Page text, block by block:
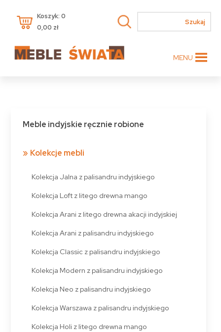
Koszyk: 0
0,00 zł
MENU
Meble indyjskie ręcznie robione
Kolekcje mebli
Kolekcja Jalna z palisandru indyjskiego
Kolekcja Loft z litego drewna mango
Kolekcja Arani z litego drewna akacji indyjskiej
Kolekcja Arani z palisandru indyjskiego
Kolekcja Classic z palisandru indyjskiego
Kolekcja Modern z palisandru indyjskiego
Kolekcja Neo z palisandru indyjskiego
Kolekcja Warszawa z palisandru indyjskiego
Kolekcja Holi z litego drewna mango